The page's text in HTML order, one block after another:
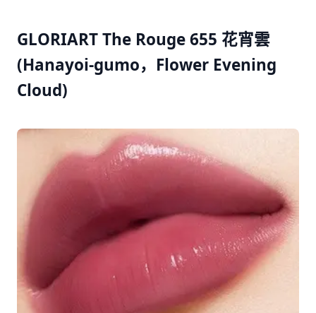
GLORIART The Rouge 655 花宵雲
(Hanayoi-gumo，Flower Evening
Cloud)